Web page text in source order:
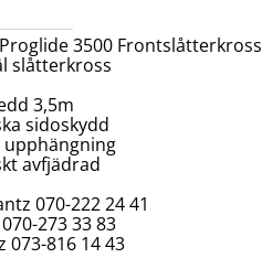
3500 Frontslåtterkross
slåtterkross
3,5m
sidoskydd
avfjädrad
070-222 24 41
273 33 83
073-816 14 43